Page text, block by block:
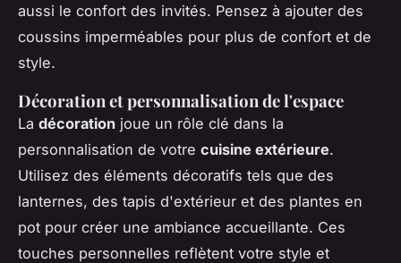
aussi le confort des invités. Pensez à ajouter des
coussins imperméables pour plus de confort et de
style.
Décoration et personnalisation de l'espace
La décoration joue un rôle clé dans la
personnalisation de votre cuisine extérieure.
Utilisez des éléments décoratifs tels que des
lanternes, des tapis d'extérieur et des plantes en
pot pour créer une ambiance accueillante. Ces
touches personnelles reflètent votre style et